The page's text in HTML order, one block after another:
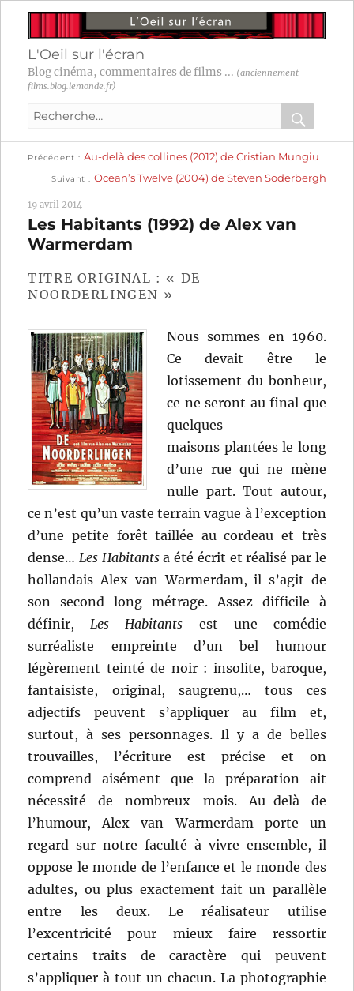
L'Oeil sur l'écran
Blog cinéma, commentaires de films ... (anciennement
films.blog.lemonde.fr)
Recherche
:
OK
Navigation
l’article
Précédent
précédente :
Au-delà des collines (2012) de Cristian Mungiu
Suivant
suivante :
Ocean’s Twelve (2004) de Steven Soderbergh
19 avril 2014
Les Habitants (1992) de Alex van
Warmerdam
TITRE ORIGINAL : « DE
NOORDERLINGEN »
Nous sommes en 1960.
Ce devait être le
lotissement du bonheur,
ce ne seront au final que
quelques
maisons plantées le long
d’une rue qui ne mène
nulle part. Tout autour,
ce n’est qu’un vaste terrain vague à l’exception
d’une petite forêt taillée au cordeau et très
dense…Les Habitantsa été écrit et réalisé par le
hollandais Alex van Warmerdam, il s’agit de
son second long métrage. Assez difficile à
définir,Les Habitants est une comédie
surréaliste empreinte d’un bel humour
légèrement teinté de noir : insolite, baroque,
fantaisiste, original, saugrenu,… tous ces
adjectifs peuvent s’appliquer au film et,
surtout, à ses personnages. Il y a de belles
trouvailles, l’écriture est précise et on
comprend aisément que la préparation ait
nécessité de nombreux mois. Au-delà de
l’humour, Alex van Warmerdam porte un
regard sur notre faculté à vivre ensemble, il
oppose le monde de l’enfance et le monde des
adultes, ou plus exactement fait un parallèle
entre les deux. Le réalisateur utilise
l’excentricité pour mieux faire ressortir
certains traits de caractère qui peuvent
s’appliquer à tout un chacun. La photographie